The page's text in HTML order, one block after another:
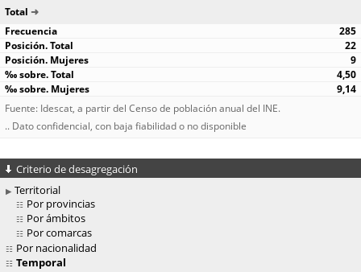
Total
285
22
9
4,50
9,14
Fuente: Idescat, a partir del Censo de población anual del INE.
.. Dato confidencial, con baja fiabilidad o no disponible
Criterio de desagregación
Territorial
Por provincias
Por ámbitos
Por comarcas
Por nacionalidad
Temporal